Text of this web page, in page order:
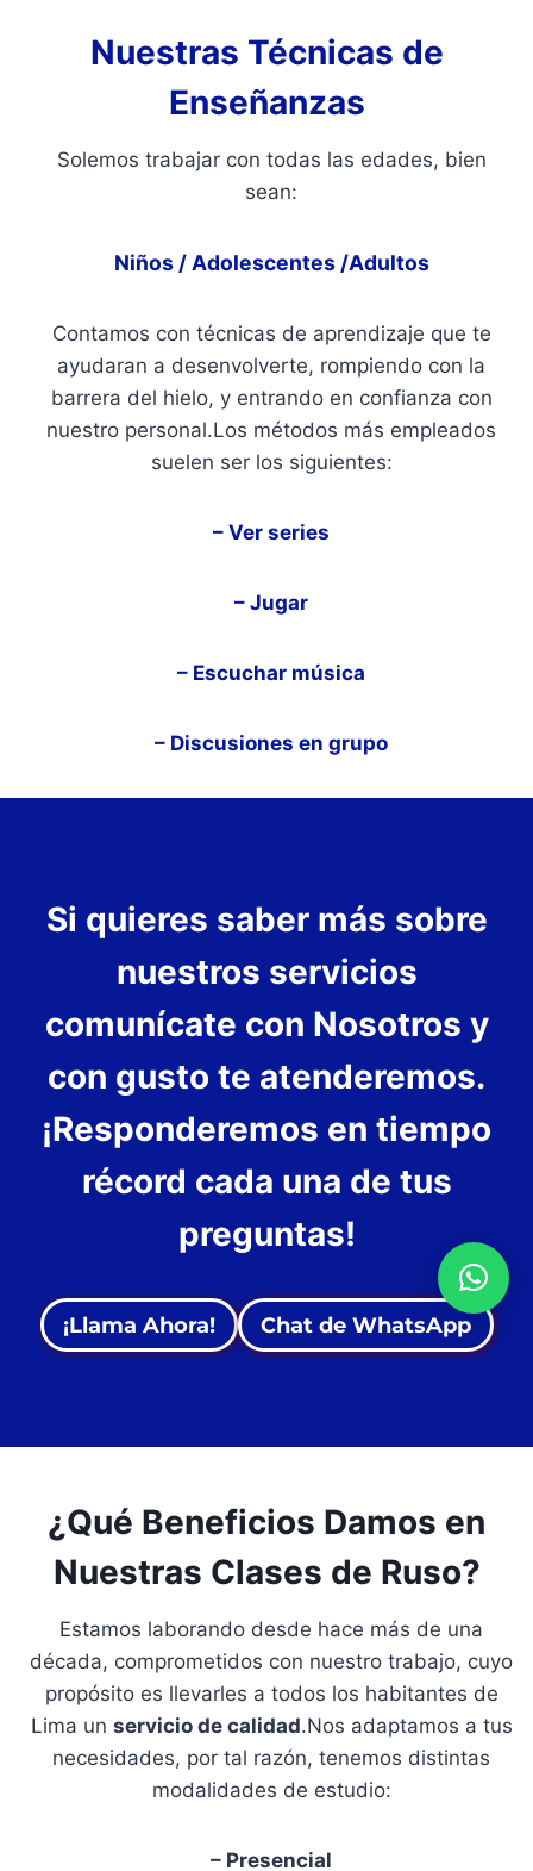
Nuestras Técnicas de
Enseñanzas
Solemos trabajar con todas las edades, bien
sean:
Niños / Adolescentes /Adultos
Contamos con técnicas de aprendizaje que te
ayudaran a desenvolverte, rompiendo con la
barrera del hielo, y entrando en confianza con
nuestro personal.Los métodos más empleados
suelen ser los siguientes:
– Ver series
– Jugar
– Escuchar música
– Discusiones en grupo
Si quieres saber más sobre
nuestros servicios
comunícate con Nosotros y
con gusto te atenderemos.
¡Responderemos en tiempo
récord cada una de tus
preguntas!
¡Llama Ahora! Chat de WhatsApp
¿Qué Beneficios Damos en
Nuestras Clases de Ruso?
Estamos laborando desde hace más de una
década, comprometidos con nuestro trabajo, cuyo
propósito es llevarles a todos los habitantes de
Lima un servicio de calidad.Nos adaptamos a tus
necesidades, por tal razón, tenemos distintas
modalidades de estudio:
– Presencial